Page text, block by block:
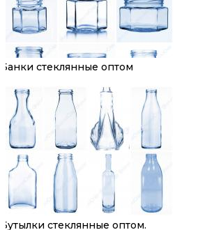
Банки стеклянные оптом
Бутылки стеклянные оптом.